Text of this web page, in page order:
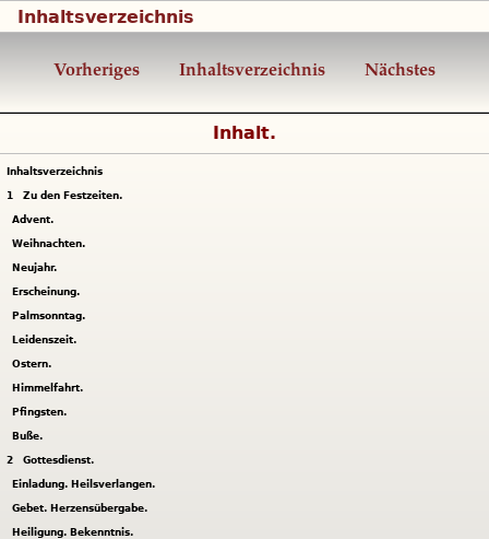
Inhaltsverzeichnis
Vorheriges Inhaltsverzeichnis Nächstes
Inhalt.
Inhaltsverzeichnis
1 Zu den Festzeiten.
Advent.
Weihnachten.
Neujahr.
Erscheinung.
Palmsonntag.
Leidenszeit.
Ostern.
Himmelfahrt.
Pfingsten.
Buße.
2 Gottesdienst.
Einladung. Heilsverlangen.
Gebet. Herzensübergabe.
Heiligung. Bekenntnis.